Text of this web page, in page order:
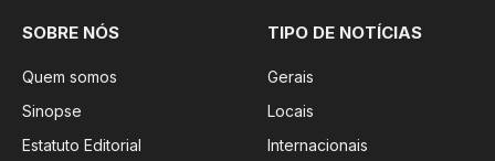
SOBRE NÓS
Quem somos
Sinopse
Estatuto Editorial
TIPO DE NOTÍCIAS
Gerais
Locais
Internacionais